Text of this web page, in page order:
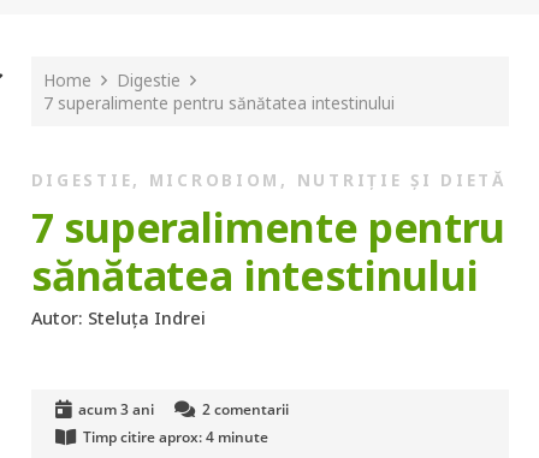
Home
Digestie
7 superalimente pentru sănătatea intestinului
DIGESTIE, MICROBIOM , NUTRIȚIE ȘI DIETĂ
7 superalimente pentru
sănătatea intestinului
Autor: Steluța Indrei
acum 3 ani 2 comentarii
Timp citire aprox: 4 minute